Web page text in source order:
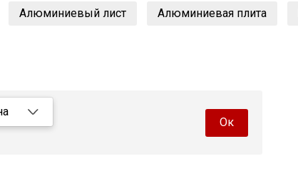
Алюминиевый лист Алюминиевая плита
Ок